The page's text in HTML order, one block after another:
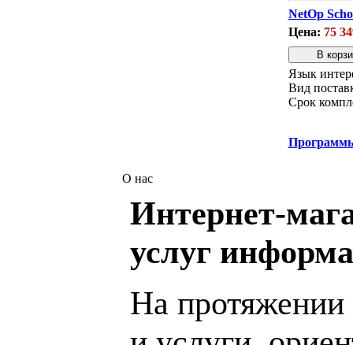
NetOp
Цена: 75
Язык
Вид
Срок
О нас
Интернет-
услуг
На протяжении